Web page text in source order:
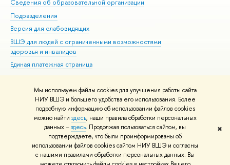
Мы используем файлы cookies для улучшения работы сайта
НИУ ВШЭ и большего удобства его использования. Более
подробную информацию об использовании файлов cookies
можно найти здесь, наши правила обработки персональных
данных –здесь. Продолжая пользоваться сайтом, вы
подтверждаете, что были проинформированы об
использовании файлов cookies сайтом НИУ ВШЭ и согласны
с нашими правилами обработки персональных данных. Вы
✖
Сведения об образовательной организации
Подразделения
Версия для слабовидящих
ВШЭ для людей с ограниченными возможностями
здоровья и инвалидов
Единая платежная страница
© НИУ ВШЭ 1993–2026 Адреса и контакты Условия использования
материалов Политика конфиденциальности Карта сайта